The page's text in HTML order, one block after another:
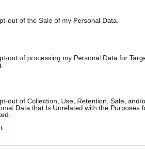
out of the Sale of my Personal Data.
out of processing my Personal Data for
out of Collection, Use, Retention, Sale, and/
Data that Is Unrelated with the Purposes
però aggiungere delle rondelle per far
un ottimo acquisto!!
2011 17:56:56 (